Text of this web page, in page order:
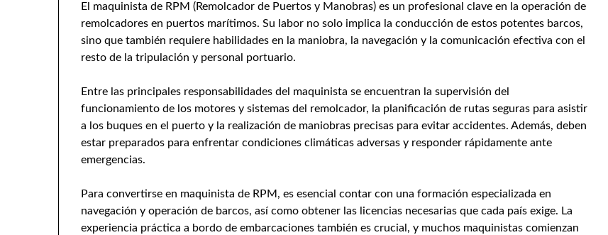
El maquinista de RPM (Remolcador de Puertos y Manobras) es un profesional clave en la operación de
remolcadores en puertos marítimos. Su labor no solo implica la conducción de estos potentes barcos,
sino que también requiere habilidades en la maniobra, la navegación y la comunicación efectiva con el
resto de la tripulación y personal portuario.
Entre las principales responsabilidades del maquinista se encuentran la supervisión del
funcionamiento de los motores y sistemas del remolcador, la planificación de rutas seguras para asistir
a los buques en el puerto y la realización de maniobras precisas para evitar accidentes. Además, deben
estar preparados para enfrentar condiciones climáticas adversas y responder rápidamente ante
emergencias.
Para convertirse en maquinista de RPM, es esencial contar con una formación especializada en
navegación y operación de barcos, así como obtener las licencias necesarias que cada país exige. La
experiencia práctica a bordo de embarcaciones también es crucial, y muchos maquinistas comienzan